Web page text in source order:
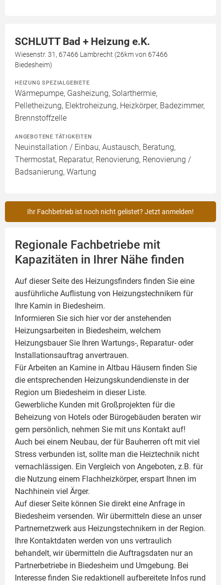
SCHLUTT Bad + Heizung e.K.
Wiesenstr. 31, 67466 Lambrecht (26km von 67466
Biedesheim)
HEIZUNG SPEZIALGEBIETE
Wärmepumpe, Gasheizung, Solarthermie,
Pelletheizung, Elektroheizung, Heizkörper, Badezimmer,
Brennstoffzelle
ANGEBOTENE TÄTIGKEITEN
Neuinstallation / Einbau, Austausch, Beratung,
Thermostat, Reparatur, Renovierung, Renovierung /
Badsanierung, Wartung
Ihr Fachbetrieb ist noch nicht gelistet? Jetzt anmelden!
Regionale Fachbetriebe mit
Kapazitäten in Ihrer Nähe finden
Auf dieser Seite des Heizungsfinders finden Sie eine
ausführliche Auflistung von Heizungstechnikern für
Ihre Kamin in Biedesheim.
Informieren Sie sich hier vor der anstehenden
Heizungsarbeiten in Biedesheim, welchem
Heizungsbauer Sie Ihren Wartungs-, Reparatur- oder
Installationsauftrag anvertrauen.
Für Arbeiten an Kamine in Altbau Häusern finden Sie
die entsprechenden Heizungskundendienste in der
Region um Biedesheim in dieser Liste.
Gewerbliche Kunden mit Großprojekten für die
Beheizung von Hotels oder Bürogebäuden beraten wir
gern persönlich, nehmen Sie mit uns Kontakt auf!
Auch bei einem Neubau, der für Bauherren oft mit viel
Stress verbunden ist, sollte man die Heiztechnik nicht
vernachlässigen. Ein Vergleich von Angeboten, z.B. für
die Nutzung einem Flachheizkörper, erspart Ihnen im
Nachhinein viel Ärger.
Auf dieser Seite können Sie direkt eine Anfrage in
Biedesheim versenden. Wir übermitteln diese an unser
Partnernetzwerk aus Heizungstechnikern in der Region.
Ihre Kontaktdaten werden von uns vertraulich
behandelt, wir übermitteln die Auftragsdaten nur an
Partnerbetriebe in Biedesheim und Umgebung. Bei
Interesse finden Sie redaktionell aufbereitete Infos rund